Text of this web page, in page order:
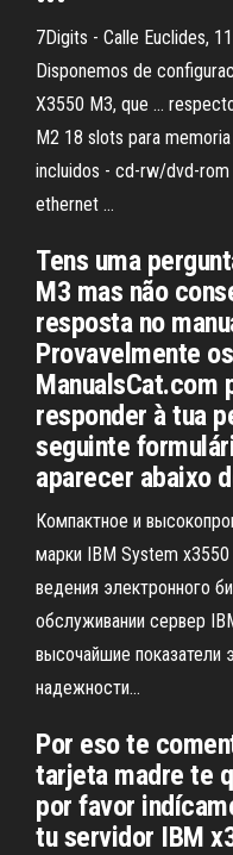
7Digits - Calle Euclides,
Disponemos de
X3550 M3, que ...
M2 18 slots para
incluidos - cd-rw/dvd-
ethernet ...
Tens uma
M3 mas não
resposta no
Provavelmente
ManualsCat.com
responder à tua
seguinte
aparecer abaixo
Компактное и
марки IBM System x3550
ведения электронного
обслуживании сервер
высочайшие показатели
надежности...
Por eso te
tarjeta madre te
por favor
tu servidor IBM